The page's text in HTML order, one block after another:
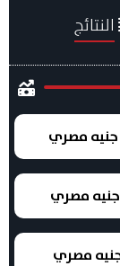
النتائج